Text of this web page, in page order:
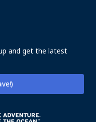
and get the latest